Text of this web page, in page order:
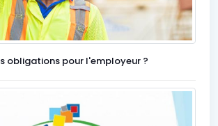
obligations pour l'employeur ?